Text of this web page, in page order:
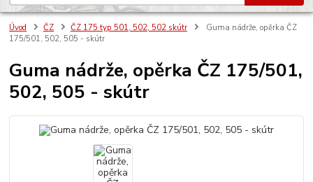
Úvod ČZ ČZ 175 typ 501, 502, 502 skútr
Guma nádrže, opěrka ČZ
175/501, 502, 505 - skútr
Guma nádrže, opěrka ČZ 175/501,
502, 505 - skútr